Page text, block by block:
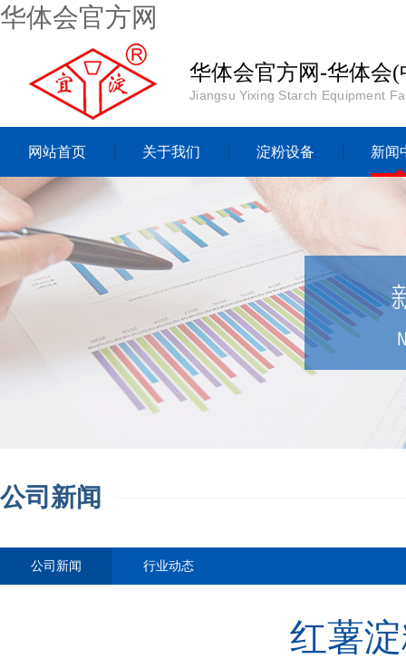
华体会官方网
华体会官方网-华体会(
Jiangsu Yixing Starch Equipment
网站首页 关于我们 淀粉设备 新闻
公司新闻
公司新闻 行业动态
红薯